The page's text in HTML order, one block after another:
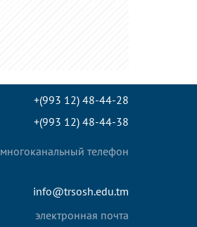
+(993 12) 48-44-28
+(993 12) 48-44-38
многоканальный телефон
info@trsosh.edu.tm
электронная почта